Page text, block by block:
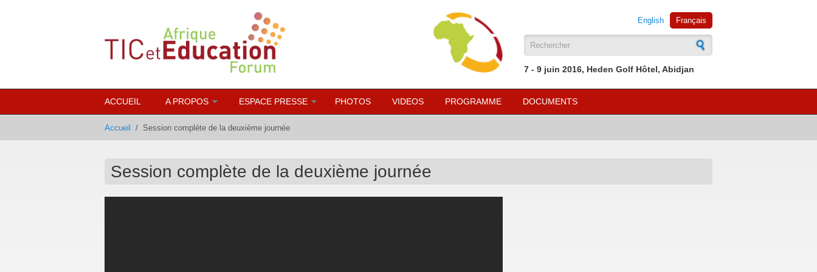
Français
English
Formulaire de recherche
7 - 9 juin 2016, Heden Golf Hôtel, Abidjan
ACCUEIL A PROPOS ESPACE PRESSE PHOTOS VIDEOS PROGRAMME DOCUMENTS
Accueil / Session complète de la deuxième journée
Session complète de la deuxième journée